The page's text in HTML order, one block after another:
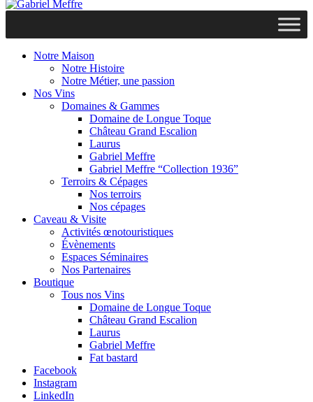
Notre Maison
Notre Histoire
Notre Métier, une passion
Nos Vins
Domaines & Gammes
Domaine de Longue Toque
Château Grand Escalion
Laurus
Gabriel Meffre
Gabriel Meffre “Collection 1936”
Terroirs & Cépages
Nos terroirs
Nos cépages
Caveau & Visite
Activités œnotouristiques
Évènements
Espaces Séminaires
Nos Partenaires
Boutique
Tous nos Vins
Domaine de Longue Toque
Château Grand Escalion
Laurus
Gabriel Meffre
Fat bastard
Facebook
Instagram
LinkedIn